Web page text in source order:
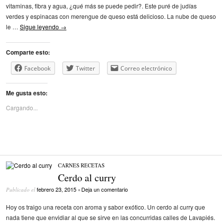
vitaminas, fibra y agua, ¿qué más se puede pedir?. Este puré de judías
verdes y espinacas con merengue de queso está delicioso. La nube de queso
le … Sigue leyendo →
Comparte esto:
Facebook Twitter Correo electrónico
Me gusta esto:
Cargando...
CARNES/RECETAS
Cerdo al curry
Publicado el febrero 23, 2015 • Deja un comentario
Hoy os traigo una receta con aroma y sabor exótico. Un cerdo al curry que
nada tiene que envidiar al que se sirve en las concurridas calles de Lavapiés.